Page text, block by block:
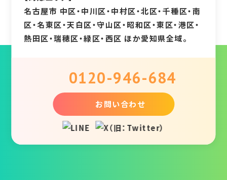
名古屋市 中区・中川区・中村区・北区・千種区・南
区・名東区・天白区・守山区・昭和区・東区・港区・
熱田区・瑞穂区・緑区・西区 ほか愛知県全域。
0120-946-684
お問い合わせ